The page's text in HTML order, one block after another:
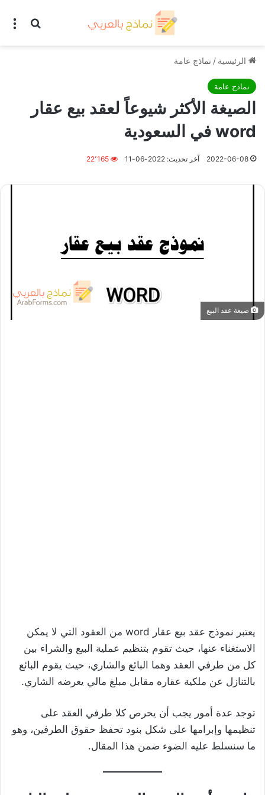
بحث
الرئيسية / نماذج عامة
نماذج عامة
الصيغة الأكثر شيوعاً لعقد بيع عقار
word في السعودية
2022-06-08 آخر تحديث: 2022-06-11 22٬165
صيغة عقد البيع
يعتبر نموذج عقد بيع عقار word من العقود التي لا يمكن
الاستغناء عنها، حيث تقوم بتنظيم عملية البيع والشراء بين
كل من طرفي العقد وهما البائع والشاري، حيث يقوم البائع
بالتنازل عن ملكية عقاره مقابل مبلغ مالي يعرضه الشاري.
توجد عدة أمور يجب أن يحرص كلا طرفي العقد على
تنظيمها وإبرامها على شكل بنود تحفظ حقوق الطرفين، وهو
ما سنسلط عليه الضوء ضمن هذا المقال.